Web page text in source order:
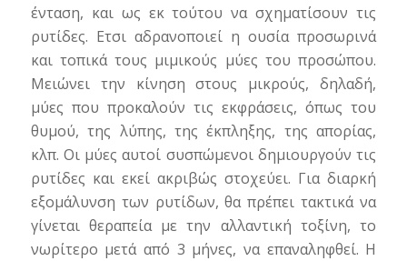
ένταση, και ως εκ τούτου να σχηματίσουν τις
ρυτίδες. Ετσι αδρανοποιεί η ουσία προσωρινά
και τοπικά τους μιμικούς μύες του προσώπου.
Μειώνει την κίνηση στους μικρούς, δηλαδή,
μύες που προκαλούν τις εκφράσεις, όπως του
θυμού, της λύπης, της έκπληξης, της απορίας,
κλπ. Οι μύες αυτοί συσπώμενοι δημιουργούν τις
ρυτίδες και εκεί ακριβώς στοχεύει. Για διαρκή
εξομάλυνση των ρυτίδων, θα πρέπει τακτικά να
γίνεται θεραπεία με την αλλαντική τοξίνη, το
νωρίτερο μετά από 3 μήνες, να επαναληφθεί. Η